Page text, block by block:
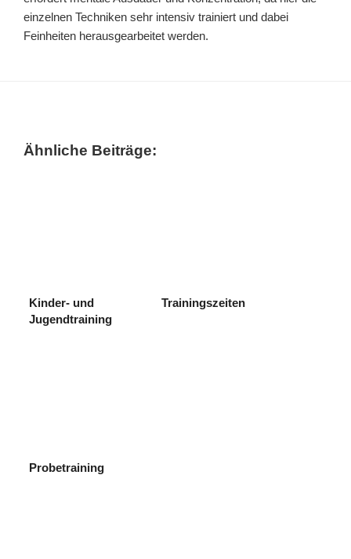
einzelnen Techniken sehr intensiv trainiert und dabei
Feinheiten herausgearbeitet werden.
Ähnliche Beiträge:
Kinder- und
Jugendtraining
Trainingszeiten
Probetraining